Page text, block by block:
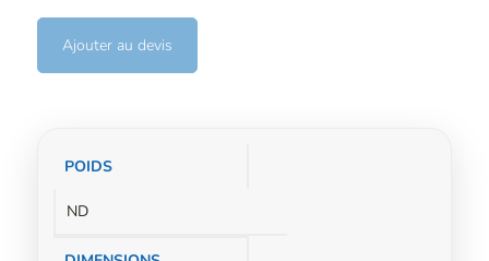
Ajouter au devis
Informations
POIDS
ND